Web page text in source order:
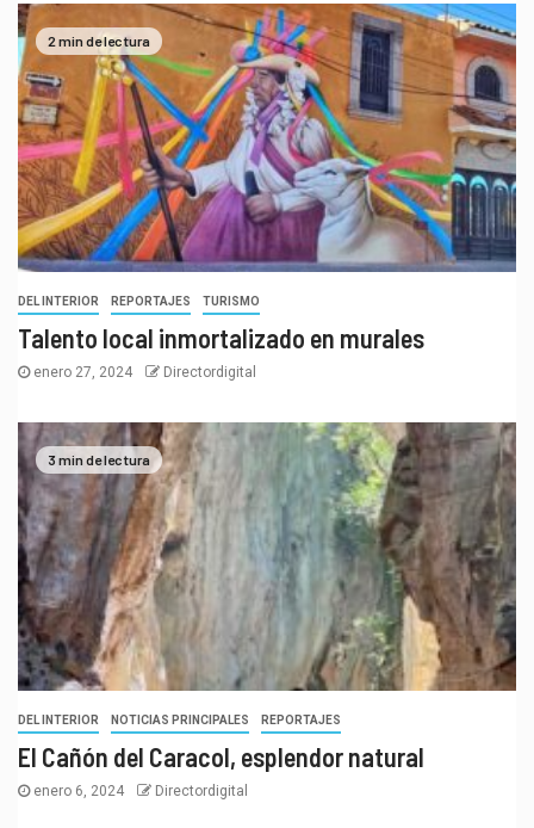
2 min de lectura
DEL INTERIOR REPORTAJES TURISMO
Talento local inmortalizado en murales
enero 27, 2024 Directordigital
3 min de lectura
DEL INTERIOR NOTICIAS PRINCIPALES REPORTAJES
El Cañón del Caracol, esplendor natural
enero 6, 2024 Directordigital